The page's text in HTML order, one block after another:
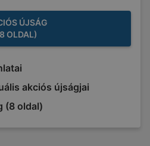
ÚJSÁG
OLDAL)
akciós újságjai
(8 oldal)